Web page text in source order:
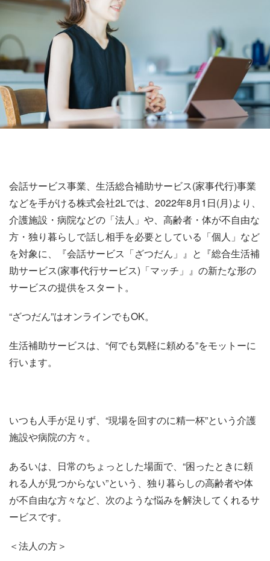
会話サービス事業、生活総合補助サービス(家事代行)事業
などを手がける株式会社2Lでは、2022年8月1日(月)より、
介護施設・病院などの「法人」や、高齢者・体が不自由な
方・独り暮らしで話し相手を必要としている「個人」など
を対象に、『会話サービス「ざつだん」』と『総合生活補
助サービス(家事代行サービス)「マッチ」』の新たな形の
サービスの提供をスタート。
“ざつだん”はオンラインでもOK。
生活補助サービスは、“何でも気軽に頼める”をモットーに
行います。
いつも人手が足りず、“現場を回すのに精一杯”という介護
施設や病院の方々。
あるいは、日常のちょっとした場面で、“困ったときに頼
れる人が見つからない”という、独り暮らしの高齢者や体
が不自由な方々など、次のような悩みを解決してくれるサ
ービスです。
＜法人の方＞